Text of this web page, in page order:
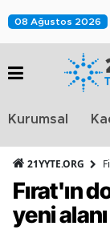
08 Ağustos 2026
Kurumsal
21YYTE.ORG
Fırat'ın
yeni alanı